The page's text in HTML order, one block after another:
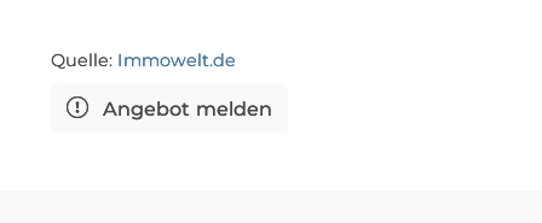
Quelle: Immowelt.de
Angebot melden